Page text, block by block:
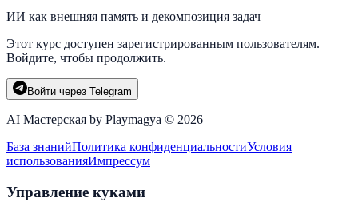
ИИ как внешняя память и декомпозиция задач
Этот курс доступен зарегистрированным пользователям.
Войдите, чтобы продолжить.
Войти через Telegram
AI Мастерская by Playmagya © 2026
База знанийПолитика конфиденциальностиУсловия
использованияИмпрессум
Управление куками